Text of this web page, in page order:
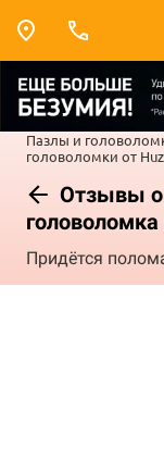
Пазлы и
головоломки от
Отзывы о
Придётся